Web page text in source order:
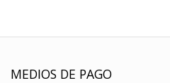
MEDIOS DE PAGO